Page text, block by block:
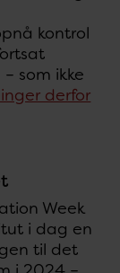
kontrol
som ikke
derfor
Week
i dag en
til det